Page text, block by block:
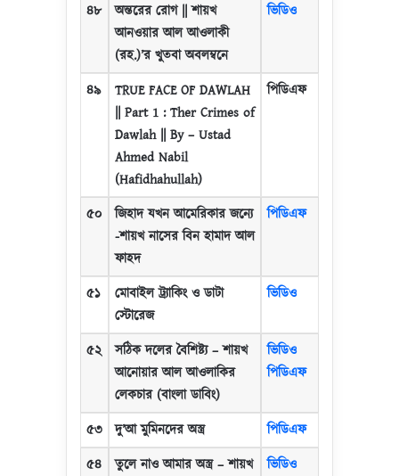
৪৮
অন্তরের রোগ||শায়খ
আনওয়ার আল আওলাকী
(রহ.)’র খুতবা অবলম্বনে
ভিডিও
৪৯
TRUE FACE OF DAWLAH
|| Part 1 : Ther Crimes of
Dawlah || By – Ustad
Ahmed Nabil
(Hafidhahullah)
পিডিএফ
৫০
জিহাদ যখন আমেরিকার জন্যে
-শায়খ নাসের বিন হামাদ আল
ফাহদ
পিডিএফ
৫১
মোবাইল ট্র্যাকিং ও ডাটা
স্টোরেজ
ভিডিও
৫২ সঠিক দলের বৈশিষ্ট্য–শায়খ
আনোয়ার আল আওলাকির
লেকচার (বাংলা ডাবিং)
ভিডিও
পিডিএফ
৫৩ দু’আ মুমিনদের অস্ত্র
পিডিএফ
৫৪
তুলে নাও আমার অস্ত্র–শায়খ
ভিডিও